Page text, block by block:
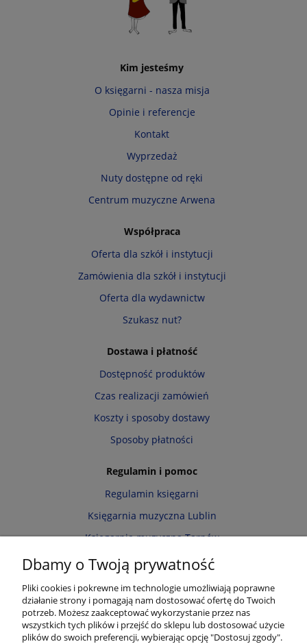
Kim jesteśmy
O księgarni - nasza misja
Opinie i referencje
Kontakt
Wyprzedaż
Nuty dostępne od ręki
Centrum muzyczne Arwena
Współpraca
Oferta dla szkół i instytucji
Zamówienia dla szkół i instytucji
Oferta dla wydawnictw
Szukasz nut?
Dostawa i płatność
Dostępność produktów
Czas realizacji zamówień
Koszty i sposoby dostawy
Sposoby płatności
Regulamin i pomoc
Regulamin księgarni
Księgarnia muzyczna Lublin
Księgarnia muzyczna Tarnów
Informacja o cookies
Zwroty i reklamacje
Moje konto
Dbamy o Twoją prywatność
Pliki cookies i pokrewne im technologie umożliwiają poprawne
działanie strony i pomagają nam dostosować ofertę do Twoich
potrzeb. Możesz zaakceptować wykorzystanie przez nas
wszystkich tych plików i przejść do sklepu lub dostosować użycie
plików do swoich preferencji, wybierając opcję "Dostosuj zgody".